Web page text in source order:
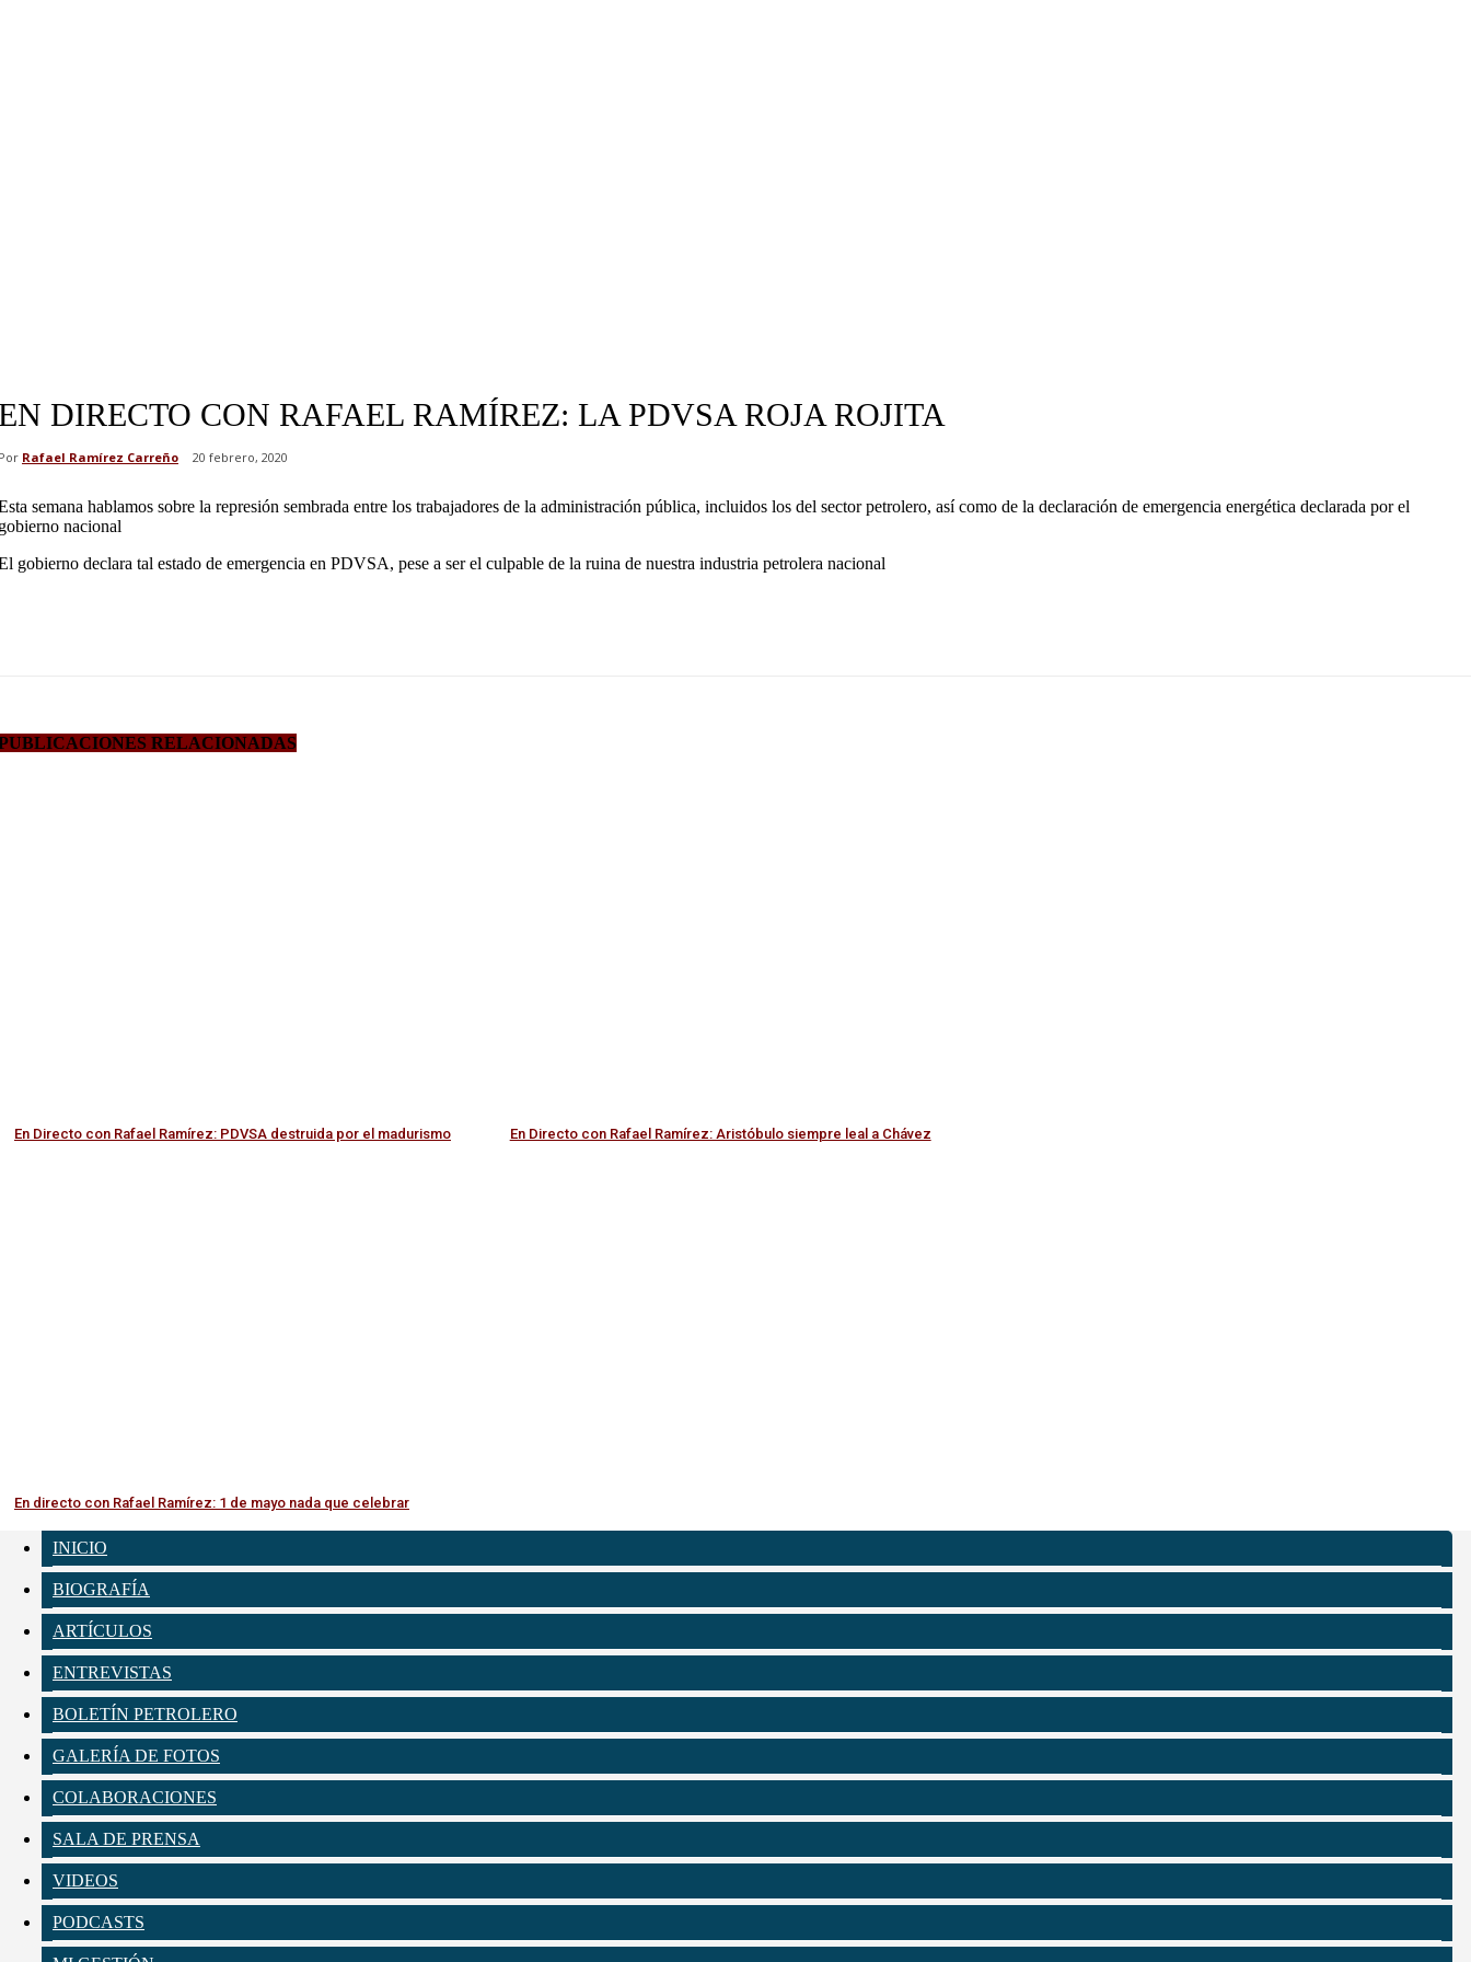
DIRECTO CON RAFAEL RAMÍREZ: LA PDVSA ROJA ROJITA
Rafael Ramírez Carreño 20 febrero, 2020
semana hablamos sobre la represión sembrada entre los trabajadores de la administración pública, incluidos los del sector petrolero, así como de la declaración de emergencia energética declarada por el
nacional
gobierno declara tal estado de emergencia en PDVSA, pese a ser el culpable de la ruina de nuestra industria petrolera nacional
RELACIONADAS
En Directo con Rafael Ramírez: PDVSA destruida por el madurismo En Directo con Rafael Ramírez: Aristóbulo siempre leal a Chávez
En directo con Rafael Ramírez: 1 de mayo nada que celebrar
INICIO
BIOGRAFÍA
ARTÍCULOS
ENTREVISTAS
BOLETÍN PETROLERO
GALERÍA DE FOTOS
COLABORACIONES
SALA DE PRENSA
VIDEOS
PODCASTS